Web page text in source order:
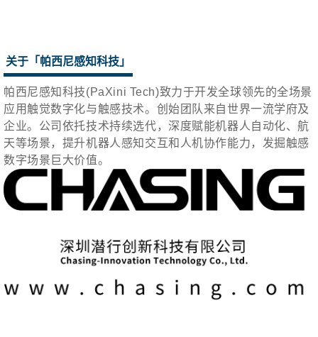
关于「 帕西尼感知科技 」
帕西尼感知科技(PaXini Tech)致力于开发全球领先的全场景
应用触觉数字化与触感技术。创始团队来自世界一流学府及
企业。公司依托技术持续选代，深度赋能机器人自动化、航
天等场景，提升机器人感知交互和人机协作能力，发掘触感
数字场景巨大价值。